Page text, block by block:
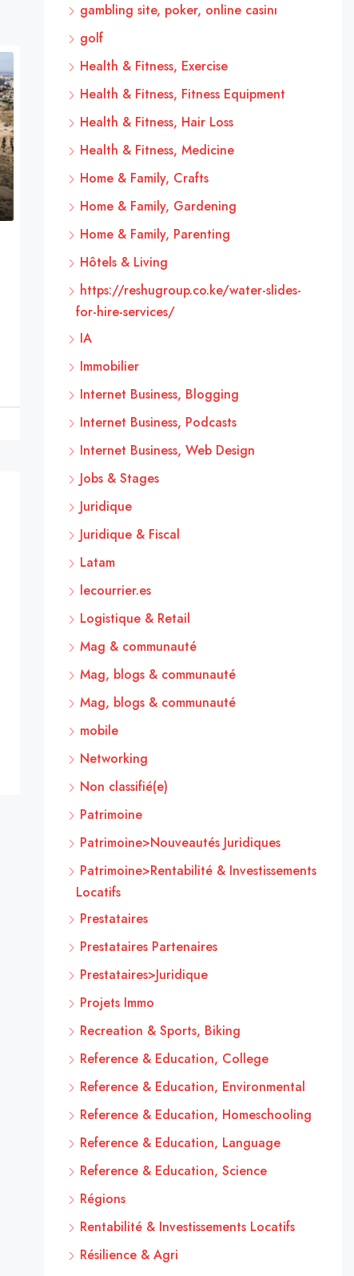
gambling site, poker, online casinı
golf
Health & Fitness, Exercise
Health & Fitness, Fitness Equipment
Health & Fitness, Hair Loss
Health & Fitness, Medicine
Home & Family, Crafts
Home & Family, Gardening
Home & Family, Parenting
Hôtels & Living
https://reshugroup.co.ke/water-slides-
for-hire-services/
IA
Immobilier
Internet Business, Blogging
Internet Business, Podcasts
Internet Business, Web Design
Jobs & Stages
Juridique
Juridique & Fiscal
Latam
lecourrier.es
Logistique & Retail
Mag & communauté
Mag, blogs & communauté
Mag, blogs & communauté
mobile
Networking
Non classifié(e)
Patrimoine
Patrimoine>Nouveautés Juridiques
Patrimoine>Rentabilité & Investissements
Locatifs
Prestataires
Prestataires Partenaires
Prestataires>Juridique
Projets Immo
Recreation & Sports, Biking
Reference & Education, College
Reference & Education, Environmental
Reference & Education, Homeschooling
Reference & Education, Language
Reference & Education, Science
Régions
Rentabilité & Investissements Locatifs
Résilience & Agri